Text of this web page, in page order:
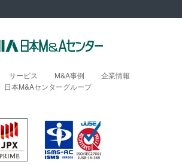
サービス M&A事例
企業情報
日本M&Aセンターグループ